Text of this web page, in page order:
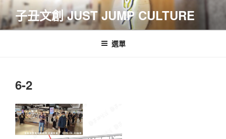
跳
至
主
子丑文創 JUST JUMP CULTURE
選單
6-2